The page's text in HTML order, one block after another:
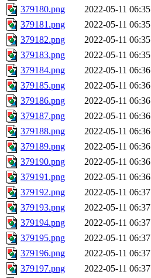
379180.png
2022-05-11 06:35
379181.png
2022-05-11 06:35
379182.png
2022-05-11 06:35
379183.png
2022-05-11 06:35
379184.png
2022-05-11 06:36
379185.png
2022-05-11 06:36
379186.png
2022-05-11 06:36
379187.png
2022-05-11 06:36
379188.png
2022-05-11 06:36
379189.png
2022-05-11 06:36
379190.png
2022-05-11 06:36
379191.png
2022-05-11 06:36
379192.png
2022-05-11 06:37
379193.png
2022-05-11 06:37
379194.png
2022-05-11 06:37
379195.png
2022-05-11 06:37
379196.png
2022-05-11 06:37
379197.png
2022-05-11 06:37